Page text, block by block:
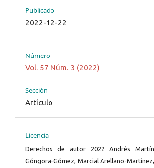
Publicado
2022-12-22
Número
Vol. 57 Núm. 3 (2022)
Sección
Artículo
Licencia
Derechos de autor 2022 Andrés Martín
Góngora-Gómez, Marcial Arellano-Martínez,